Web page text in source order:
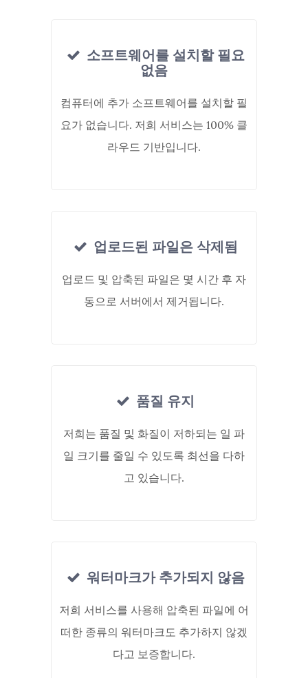
소프트웨어를 설치할 필요
없음
컴퓨터에 추가 소프트웨어를 설치할 필
요가 없습니다. 저희 서비스는 100% 클
라우드 기반입니다.
업로드된 파일은 삭제됨
업로드 및 압축된 파일은 몇 시간 후 자
동으로 서버에서 제거됩니다.
품질 유지
저희는 품질 및 화질이 저하되는 일 파
일 크기를 줄일 수 있도록 최선을 다하
고 있습니다.
워터마크가 추가되지 않음
저희 서비스를 사용해 압축된 파일에 어
떠한 종류의 워터마크도 추가하지 않겠
다고 보증합니다.